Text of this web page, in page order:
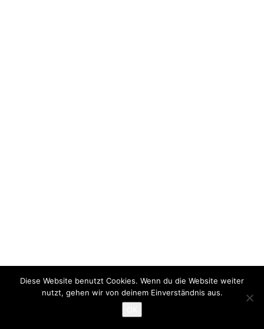
Diese Website benutzt Cookies. Wenn du die Website weiter
nutzt, gehen wir von deinem Einverständnis aus.